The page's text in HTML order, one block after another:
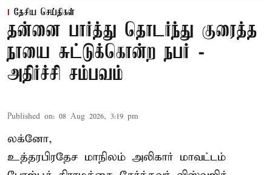
தேசிய செய்திகள்
தன்னை பார்த்து தொடர்ந்து குரைத்த
நாயை சுட்டுக்கொன்ற நபர் -
அதிர்ச்சி சம்பவம்
Published on: 08 Aug 2026, 3:19 pm
லக்னோ,
உத்தரபிரதேச மாநிலம் அலிகார் மாவட்டம்